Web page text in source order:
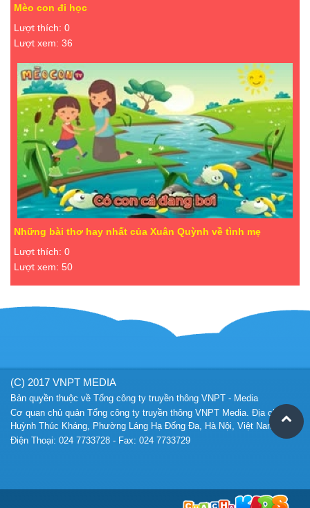
Mèo con đi học
Lượt thích: 0
Lượt xem: 36
Những bài thơ hay nhất của Xuân Quỳnh về tình mẹ
Lượt thích: 0
Lượt xem: 50
(C) 2017 VNPT MEDIA
Bản quyền thuộc về Tổng công ty truyền thông VNPT - Media
Cơ quan chủ quản Tổng công ty truyền thông VNPT Media. Địa chỉ 57A
Huỳnh Thúc Kháng, Phường Láng Hạ Đống Đa, Hà Nội, Việt Nam
Điện Thoại: 024 7733728 - Fax: 024 7733729